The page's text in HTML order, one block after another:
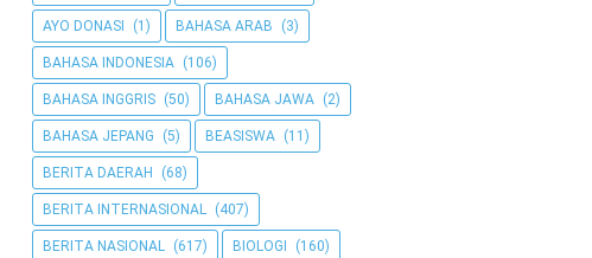
AYO DONASI (1) BAHASA ARAB (3)
BAHASA INDONESIA (106)
BAHASA INGGRIS (50) BAHASA JAWA (2)
BAHASA JEPANG (5) BEASISWA (11)
BERITA DAERAH (68)
BERITA INTERNASIONAL (407)
BERITA NASIONAL (617) BIOLOGI (160)